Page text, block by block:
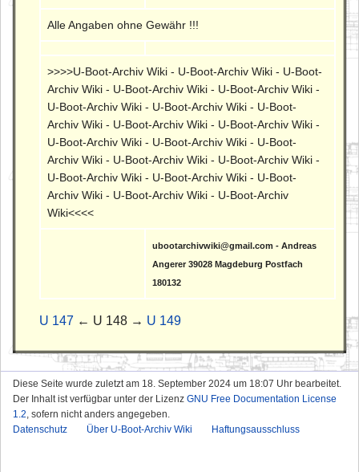
Alle Angaben ohne Gewähr !!!
>>>>U-Boot-Archiv Wiki - U-Boot-Archiv Wiki - U-Boot-
Archiv Wiki - U-Boot-Archiv Wiki - U-Boot-Archiv Wiki -
U-Boot-Archiv Wiki - U-Boot-Archiv Wiki - U-Boot-
Archiv Wiki - U-Boot-Archiv Wiki - U-Boot-Archiv Wiki -
U-Boot-Archiv Wiki - U-Boot-Archiv Wiki - U-Boot-
Archiv Wiki - U-Boot-Archiv Wiki - U-Boot-Archiv Wiki -
U-Boot-Archiv Wiki - U-Boot-Archiv Wiki - U-Boot-
Archiv Wiki - U-Boot-Archiv Wiki - U-Boot-Archiv
Wiki<<<<
ubootarchivwiki@gmail.com - Andreas
Angerer 39028 Magdeburg Postfach
180132
U 147 ← U 148 → U 149
Diese Seite wurde zuletzt am 18. September 2024 um 18:07 Uhr bearbeitet.
Der Inhalt ist verfügbar unter der Lizenz GNU Free Documentation License
1.2, sofern nicht anders angegeben.
Datenschutz
Über U-Boot-Archiv Wiki Haftungsausschluss